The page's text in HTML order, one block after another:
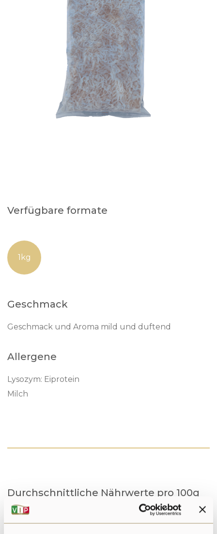
Verfügbare formate
1kg
Geschmack
Geschmack und Aroma mild und duftend
Allergene
Lysozym: Eiprotein
Milch
Durchschnittliche Nährwerte pro 100g